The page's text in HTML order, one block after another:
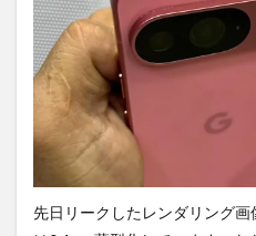
先日リークしたレンダリング